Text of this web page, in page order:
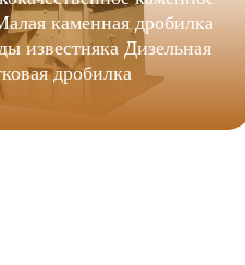
каменная дробилка
известняка Дизельная
дробилка